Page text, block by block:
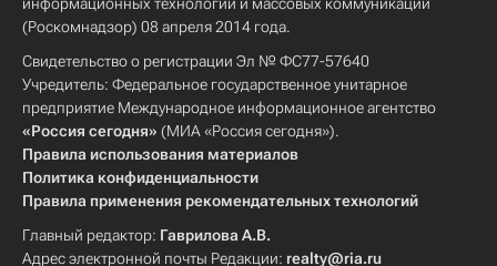
(Роскомнадзор) 08 апреля 2014 года.
Свидетельство о регистрации Эл № ФС77-57640
Учредитель: Федеральное государственное унитарное
предприятие Международное информационное агентство
«Россия сегодня» (МИА «Россия сегодня»).
Правила использования материалов
Политика конфиденциальности
Правила применения рекомендательных технологий
Главный редактор: Гаврилова А.В.
Адрес электронной почты Редакции: realty@ria.ru